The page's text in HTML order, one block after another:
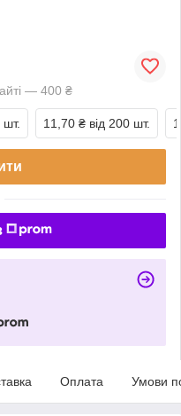
— 400 ₴
шт. 11,70 ₴ від 200 шт.
Оплата Умови